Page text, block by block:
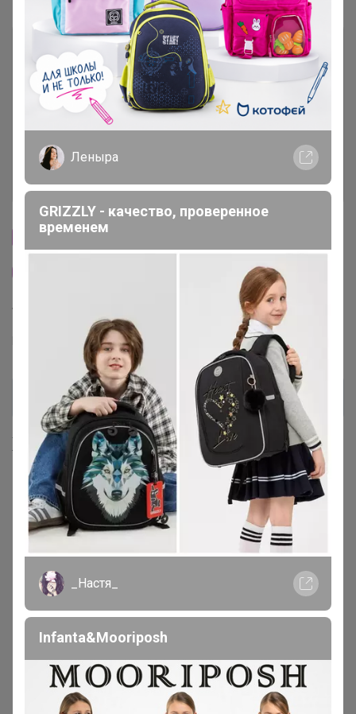
Описание
Условия участия
История проведённых выкупов
Cтраничка организатора
Торговые марки
Хиты продаж
Леныра
GRIZZLY - качество, проверенное
временем
_Настя_
Infanta&Mooriposh